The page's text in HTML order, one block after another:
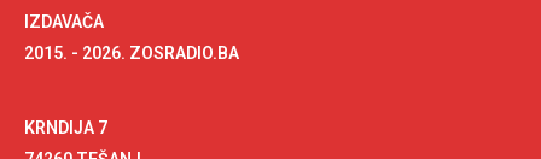
IZDAVAČA
2015. - 2026. ZOSRADIO.BA
KRNDIJA 7